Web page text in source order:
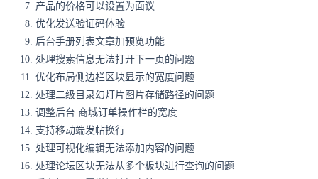
产品的价格可以设置为面议
优化发送验证码体验
后台手册列表文章加预览功能
处理搜索信息无法打开下一页的问题
优化布局侧边栏区块显示的宽度问题
处理二级目录幻灯片图片存储路径的问题
调整后台 商城订单操作栏的宽度
支持移动端发帖换行
处理可视化编辑无法添加内容的问题
处理论坛区块无法从多个板块进行查询的问题